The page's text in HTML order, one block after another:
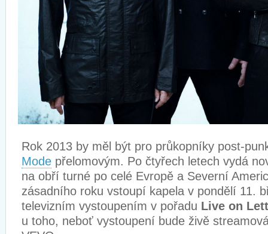
Rok 2013 by měl být pro průkopníky post-
Mode přelomovým. Po čtyřech letech vydá
na obří turné po celé Evropě a Severní
zásadního roku vstoupí kapela v pondělí 11.
televizním vystoupením v pořadu Live on
u toho, neboť vystoupení bude živě